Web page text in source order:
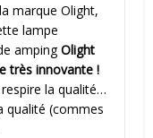
marque Olight,
lampe
ampingOlight
très innovante !
la qualité…
qualité (commes